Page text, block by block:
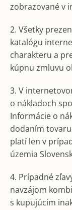
zobrazované v
2. Všetky
katalógu
charakteru a
kúpnu zmluvu
3. V
o nákladoch
Informácie o
dodaním
platí len v
územia
4. Prípadné
navzájom
s kupujúcim